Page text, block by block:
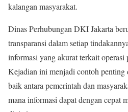
kalangan masyarakat.
Dinas Perhubungan DKI Jakarta
transparansi dalam setiap
informasi yang akurat terkait operasi
Kejadian ini menjadi contoh penting
baik antara pemerintah dan
mana informasi dapat dengan cepat